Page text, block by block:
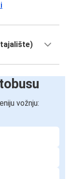
vožnju: